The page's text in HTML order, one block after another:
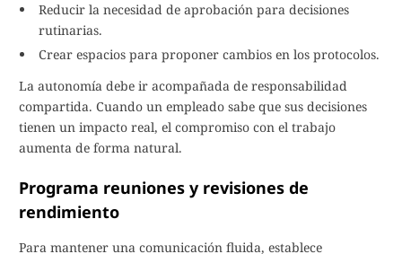
Reducir la necesidad de aprobación para decisiones
rutinarias.
Crear espacios para proponer cambios en los protocolos.
La autonomía debe ir acompañada de responsabilidad
compartida. Cuando un empleado sabe que sus decisiones
tienen un impacto real, el compromiso con el trabajo
aumenta de forma natural.
Programa reuniones y revisiones de
rendimiento
Para mantener una comunicación fluida, establece